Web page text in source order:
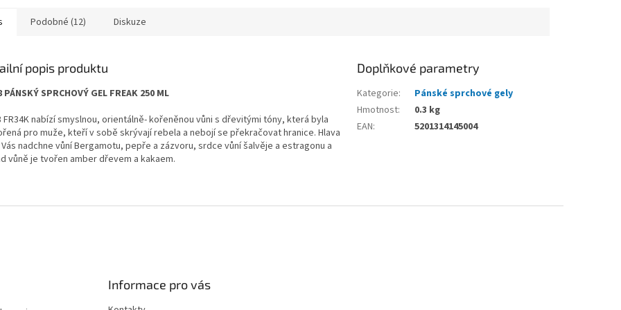
Podobné (12) Diskuze
popis produktu
PÁNSKÝ SPRCHOVÝ GEL FREAK 250 ML
FR34K nabízí smyslnou, orientálně- kořeněnou vůni s dřevitými tóny, která byla
pro muže, kteří v sobě skrývají rebela a nebojí se překračovat hranice. Hlava
nadchne vůní Bergamotu, pepře a zázvoru, srdce vůní šalvěje a estragonu a
vůně je tvořen amber dřevem a kakaem.
Doplňkové parametry
Kategorie:
Pánské sprchové gely
Hmotnost:
0.3 kg
EAN: 5201314145004
Informace pro vás